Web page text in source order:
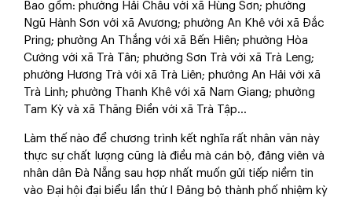
Bao gồm: phường Hải Châu với xã Hùng Sơn; phường
Ngũ Hành Sơn với xã Avương; phường An Khê với xã Đắc
Pring; phường An Thắng với xã Bến Hiên; phường Hòa
Cường với xã Trà Tân; phường Sơn Trà với xã Trà Leng;
phường Hương Trà với xã Trà Liên; phường An Hải với xã
Trà Linh; phường Thanh Khê với xã Nam Giang; phường
Tam Kỳ và xã Thăng Điền với xã Trà Tập...
Làm thế nào để chương trình kết nghĩa rất nhân văn này
thực sự chất lượng cũng là điều mà cán bộ, đảng viên và
nhân dân Đà Nẵng sau hợp nhất muốn gửi tiếp niềm tin
vào Đại hội đại biểu lần thứ I Đảng bộ thành phố nhiệm kỳ